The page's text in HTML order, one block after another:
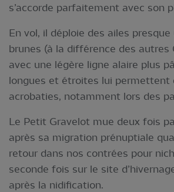
s’accorde parfaitement avec son
En vol, il déploie des ailes
brunes (à la différence des autres
avec une légère ligne alaire plus
longues et étroites lui permettent
acrobaties, notamment lors des
Le Petit Gravelot mue deux fois
après sa migration prénuptiale
retour dans nos contrées pour
seconde fois sur le site
après la nidification.